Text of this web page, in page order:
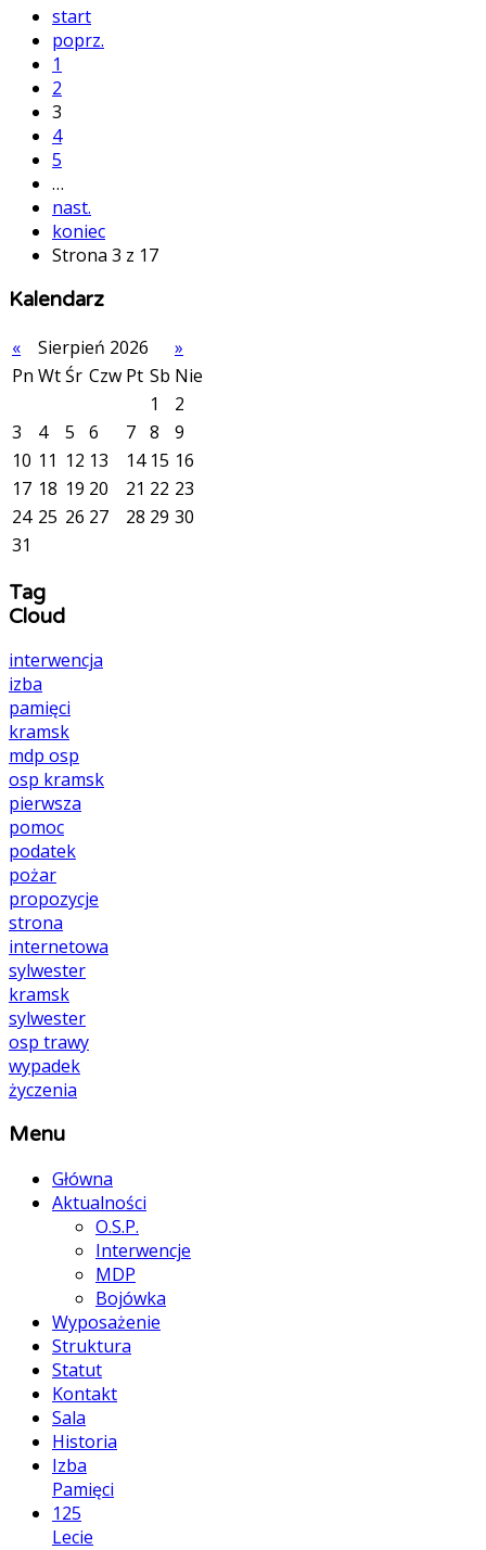
start
poprz.
1
2
3
4
5
…
nast.
koniec
Strona 3 z 17
Kalendarz
«
Sierpień 2026
»
Pn WtŚr Czw Pt Sb Nie
1
2
3
4 5 6 7 8
9
10 11 12 13 14 15 16
17 18 19 20 21 22 23
24 25 26 27 28 29 30
31
Tag
Cloud
interwencja
izba
pamięci
kramsk
mdp osp
osp kramsk
pierwsza
pomoc
podatek
pożar
propozycje
strona
internetowa
sylwester
kramsk
sylwester
osp trawy
wypadek
życzenia
Menu
Główna
Aktualności
O.S.P.
Interwencje
MDP
Bojówka
Wyposażenie
Struktura
Statut
Kontakt
Sala
Historia
Izba
Pamięci
125
Lecie